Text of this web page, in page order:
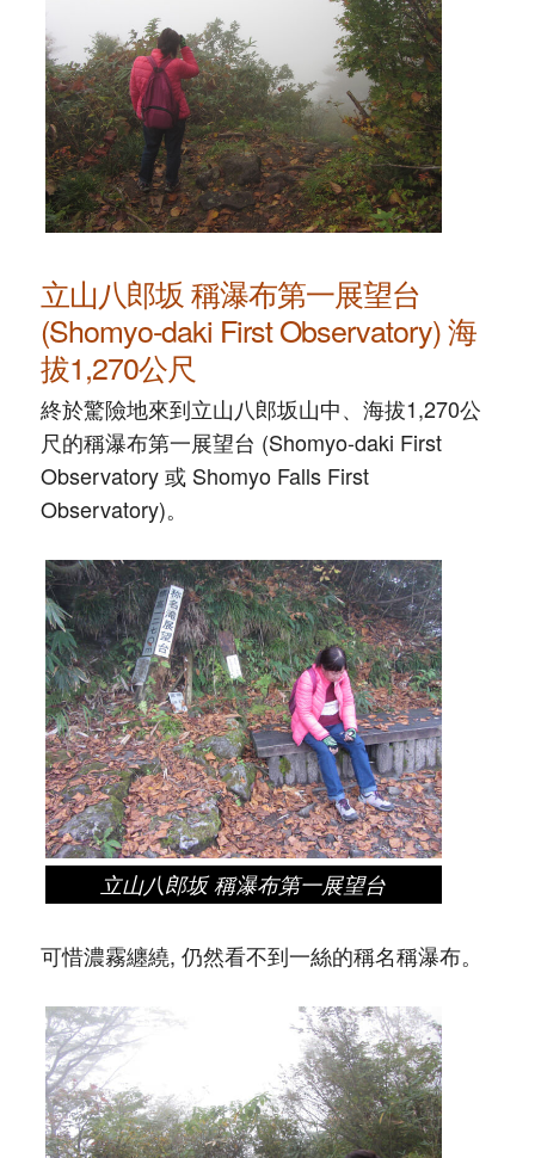
立山八郎坂 稱瀑布第一展望台
(Shomyo-daki First Observatory) 海
拔1,270公尺
終於驚險地來到立山八郎坂山中、海拔1,270公
尺的稱瀑布第一展望台 (Shomyo-daki First
Observatory 或 Shomyo Falls First
Observatory)。
立山八郎坂 稱瀑布第一展望台
可惜濃霧纏繞, 仍然看不到一絲的稱名稱瀑布。